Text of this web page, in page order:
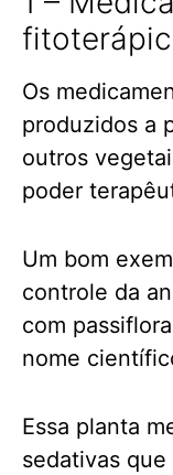
Os
produzidos a
outros
poder
Um bom
controle da
com
nome
Essa planta
sedativas